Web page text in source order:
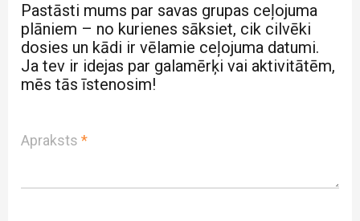
Pastāsti mums par savas grupas ceļojuma
plāniem – no kurienes sāksiet, cik cilvēki
dosies un kādi ir vēlamie ceļojuma datumi.
Ja tev ir idejas par galamērķi vai aktivitātēm,
mēs tās īstenosim!
Apraksts *